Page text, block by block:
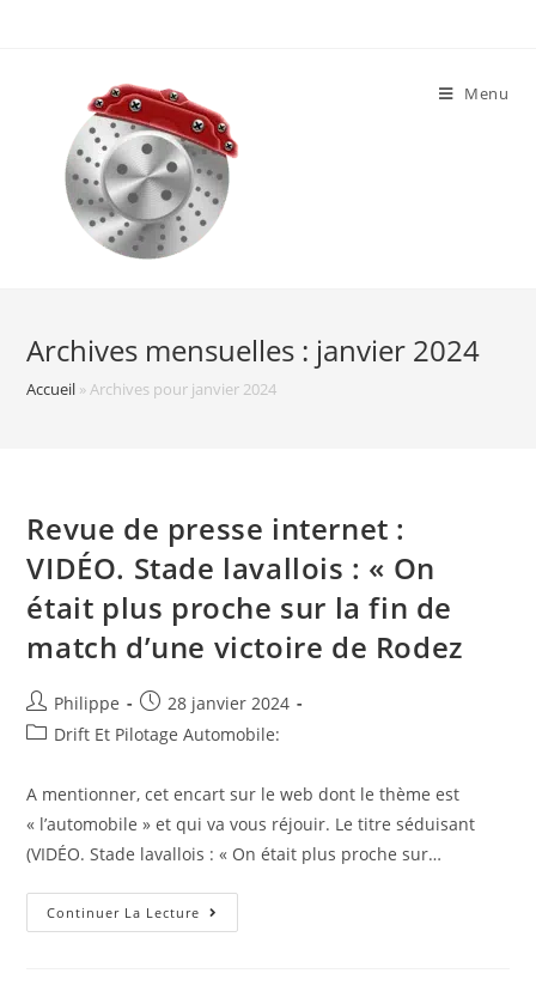
Menu
Archives mensuelles : janvier 2024
Accueil »Archives pour janvier 2024
Revue de presse internet :
VIDÉO. Stade lavallois : « On
était plus proche sur la fin de
match d’une victoire de Rodez
Auteur/autrice
de
Philippe
Post
published:
28 janvier 2024
PostDrift Et Pilotage Automobile:
A mentionner, cet encart sur le web dont le thème est
« l’automobile » et qui va vous réjouir. Le titre séduisant
(VIDÉO. Stade lavallois : « On était plus proche sur…
Continuer La Lecture Revue
De